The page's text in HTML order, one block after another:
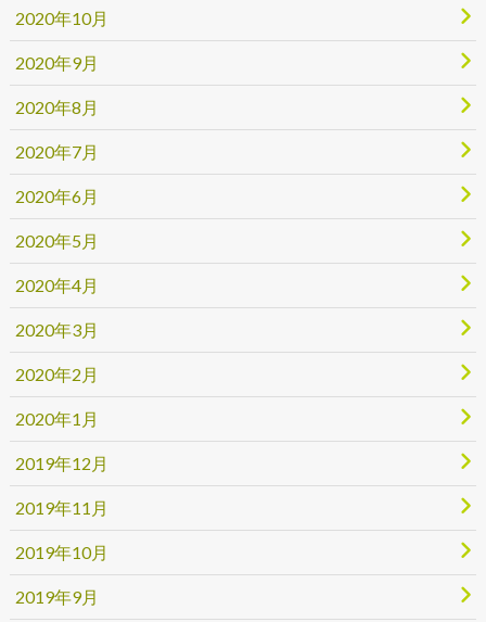
2020年10月
2020年9月
2020年8月
2020年7月
2020年6月
2020年5月
2020年4月
2020年3月
2020年2月
2020年1月
2019年12月
2019年11月
2019年10月
2019年9月